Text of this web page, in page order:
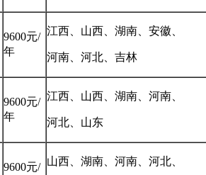
9600元/
年
江西、山西、湖南、安徽、
河南、河北、吉林
9600元/
年
江西、山西、湖南、河南、
河北、山东
9600元/ 山西、湖南、河南、河北、